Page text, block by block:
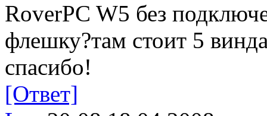
RoverPC W5 без
флешку?там стоит 5
спасибо!
[Ответ]